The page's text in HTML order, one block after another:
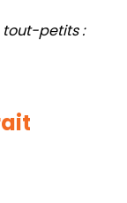
tout-petits: